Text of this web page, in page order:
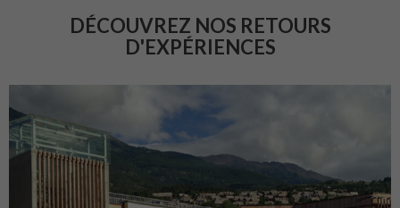
DÉCOUVREZ NOS RETOURS
D'EXPÉRIENCES